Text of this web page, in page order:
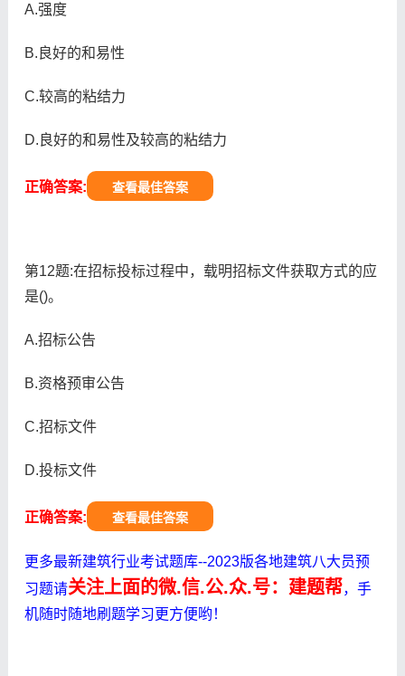
A.强度
B.良好的和易性
C.较高的粘结力
D.良好的和易性及较高的粘结力
正确答案: 查看最佳答案
第12题:在招标投标过程中，载明招标文件获取方式的应
是()。
A.招标公告
B.资格预审公告
C.招标文件
D.投标文件
正确答案: 查看最佳答案
更多最新建筑行业考试题库--2023版各地建筑八大员预
习题请关注上面的微.信.公.众.号：建题帮，手
机随时随地刷题学习更方便哟！